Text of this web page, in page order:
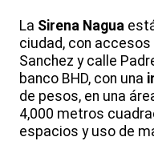
La Sirena Nagua
ciudad, con accesos
Sanchez y calle
banco BHD, con una
de pesos, en una
4,000 metros
espacios y uso de